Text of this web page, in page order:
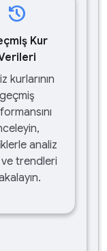
history
Kur
kurlarının
geçmiş
analiz
trendleri